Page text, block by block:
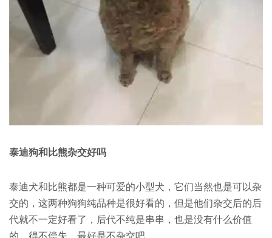
泰迪狗和比熊杂交好吗
泰迪犬和比熊都是一种可爱的小型犬，它们当然也是可以杂
交的，这两种狗狗纯品种是很好看的，但是他们杂交后的后
代就不一定好看了，后代不纯是串串，也是没有什么价值
的，得不偿失，最好是不杂交吧。